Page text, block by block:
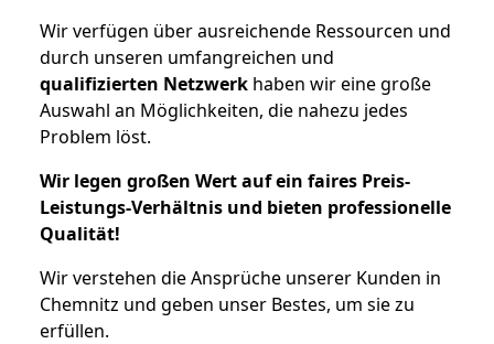
Wir verfügen über ausreichende Ressourcen und
durch unseren umfangreichen und
qualifizierten Netzwerk haben wir eine große
Auswahl an Möglichkeiten, die nahezu jedes
Problem löst.
Wir legen großen Wert auf ein faires Preis-
Leistungs-Verhältnis und bieten professionelle
Qualität!
Wir verstehen die Ansprüche unserer Kunden in
Chemnitz und geben unser Bestes, um sie zu
erfüllen.